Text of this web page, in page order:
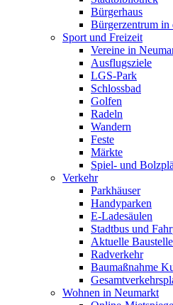
Bürgerhaus
Bürgerzentrum in
Sport und Freizeit
Vereine in
Ausflugsziele
LGS-Park
Schlossbad
Golfen
Radeln
Wandern
Feste
Märkte
Spiel- und
Verkehr
Parkhäuser
Handyparken
E-Ladesäulen
Stadtbus und
Aktuelle
Radverkehr
Baumaßnahme
Wohnen in Neumarkt